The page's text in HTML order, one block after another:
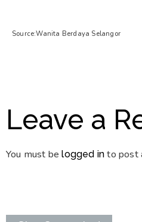
Source:Wanita Berdaya Selangor
Leave a
You must belogged in to post